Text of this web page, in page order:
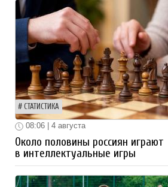
СТАТИСТИКА
08:06 | 4 августа
Около половины россиян играют
в интеллектуальные игры